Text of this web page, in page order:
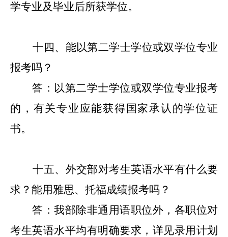
学专业及毕业后所获学位。
十四、能以第二学士学位或双学位专业
报考吗？
答：以第二学士学位或双学位专业报考
的，有关专业应能获得国家承认的学位证
书。
十五、外交部对考生英语水平有什么要
求？能用雅思、托福成绩报考吗？
答：我部除非通用语职位外，各职位对
考生英语水平均有明确要求，详见录用计划